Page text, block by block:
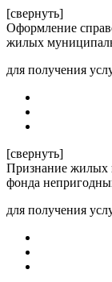
[свернуть]
Оформление
жилых
для получения
[свернуть]
Признание жилых
фонда
для получения